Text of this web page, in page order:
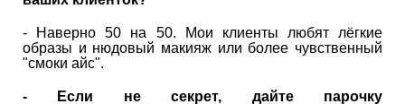
- Наверно 50 на 50. Мои клиенты любят лёгкие
образы и нюдовый макияж или более чувственный
"смоки айс".
- Если не секрет, дайте парочку